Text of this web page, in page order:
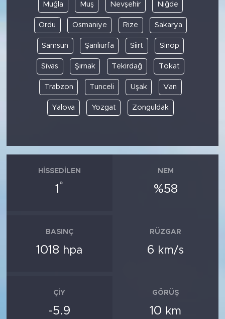
Muğla Muş Nevşehir Niğde
Ordu Osmaniye Rize Sakarya
Samsun Şanlıurfa Siirt Sinop
Sivas Şırnak Tekirdağ Tokat
Trabzon Tunceli Uşak Van
Yalova Yozgat Zonguldak
HISSEDILEN
1 °
NEM
%58
BASINÇ
1018 hpa
RÜZGAR
6 km/s
ÇIY
-5.9
GÖRÜŞ
10 km